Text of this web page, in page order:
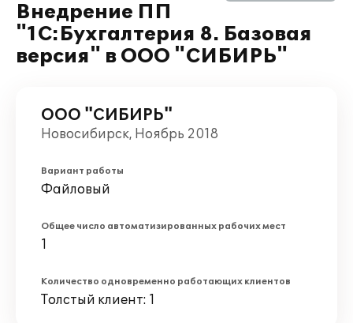
Внедрение ПП
"1С:Бухгалтерия 8. Базовая
версия" в ООО "СИБИРЬ"
ООО "СИБИРЬ"
Новосибирск, Ноябрь 2018
Вариант работы
Файловый
Общее число автоматизированных рабочих мест
1
Количество одновременно работающих клиентов
Толстый клиент: 1